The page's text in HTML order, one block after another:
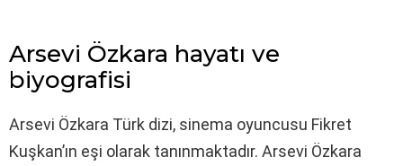
Arsevi Özkara hayatı ve
biyografisi
Arsevi Özkara Türk dizi, sinema oyuncusu Fikret
Kuşkan’ın eşi olarak tanınmaktadır. Arsevi Özkara